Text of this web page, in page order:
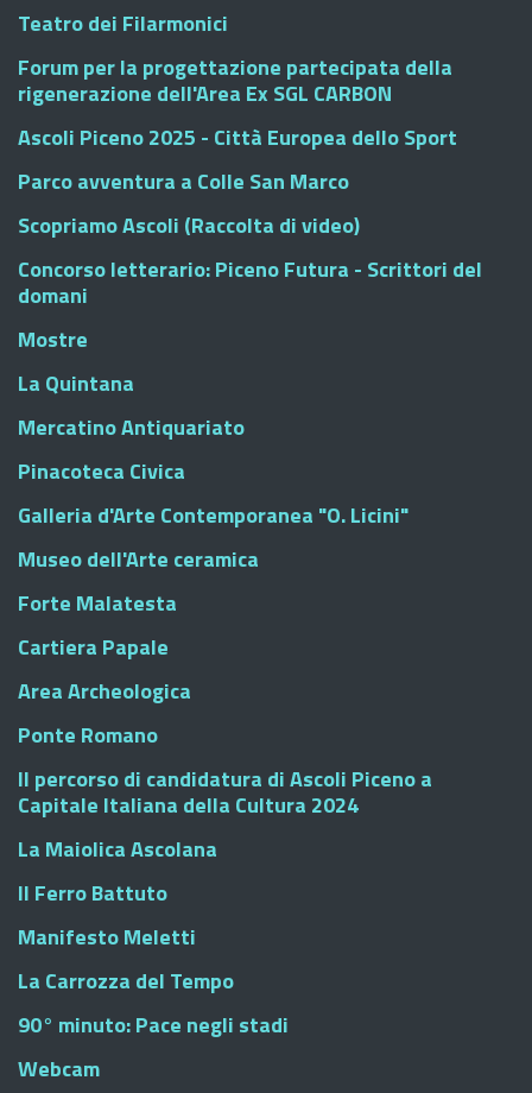
Teatro dei Filarmonici
Forum per la progettazione partecipata della
rigenerazione dell'Area Ex SGL CARBON
Ascoli Piceno 2025 - Città Europea dello Sport
Parco avventura a Colle San Marco
Scopriamo Ascoli (Raccolta di video)
Concorso letterario: Piceno Futura - Scrittori del
domani
Mostre
La Quintana
Mercatino Antiquariato
Pinacoteca Civica
Galleria d'Arte Contemporanea "O. Licini"
Museo dell'Arte ceramica
Forte Malatesta
Cartiera Papale
Area Archeologica
Ponte Romano
Il percorso di candidatura di Ascoli Piceno a
Capitale Italiana della Cultura 2024
La Maiolica Ascolana
Il Ferro Battuto
Manifesto Meletti
La Carrozza del Tempo
90° minuto: Pace negli stadi
Webcam